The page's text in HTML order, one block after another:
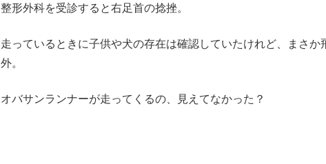
整形外科を受診すると右足首の捻挫。
走っているときに子供や犬の存在は確認していたけれど、まさか
外。
オバサンランナーが走ってくるの、見えてなかった？